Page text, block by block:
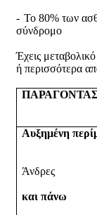
- Το 80% των
σύνδρομο
Έχεις
ή περισσότερα
Αυξημένη
Άνδρες
και πάνω